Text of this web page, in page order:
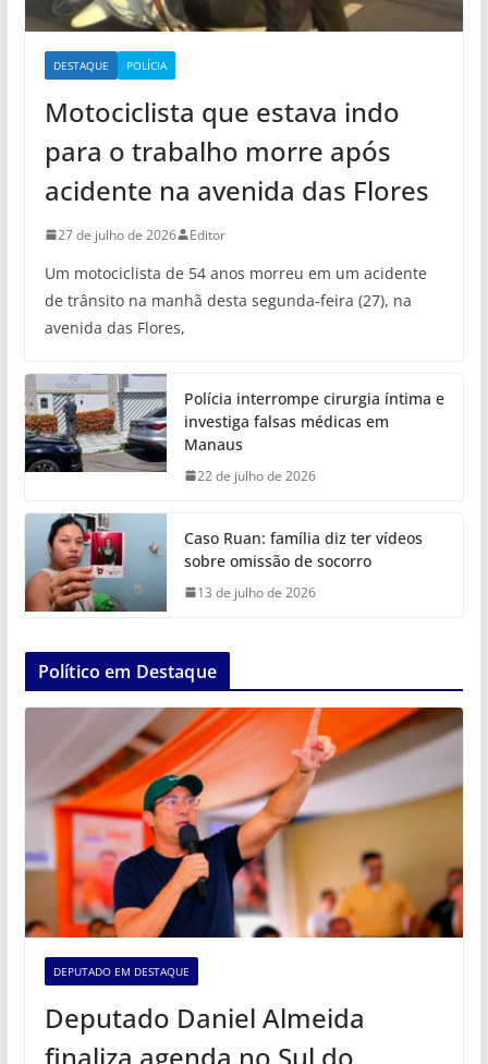
DESTAQUE POLÍCIA
Motociclista que estava indo
para o trabalho morre após
acidente na avenida das Flores
27 de julho de 2026 Editor
Um motociclista de 54 anos morreu em um acidente
de trânsito na manhã desta segunda-feira (27), na
avenida das Flores,
Polícia interrompe cirurgia íntima e
investiga falsas médicas em
Manaus
22 de julho de 2026
Caso Ruan: família diz ter vídeos
sobre omissão de socorro
13 de julho de 2026
Político em Destaque
DEPUTADO EM DESTAQUE
Deputado Daniel Almeida